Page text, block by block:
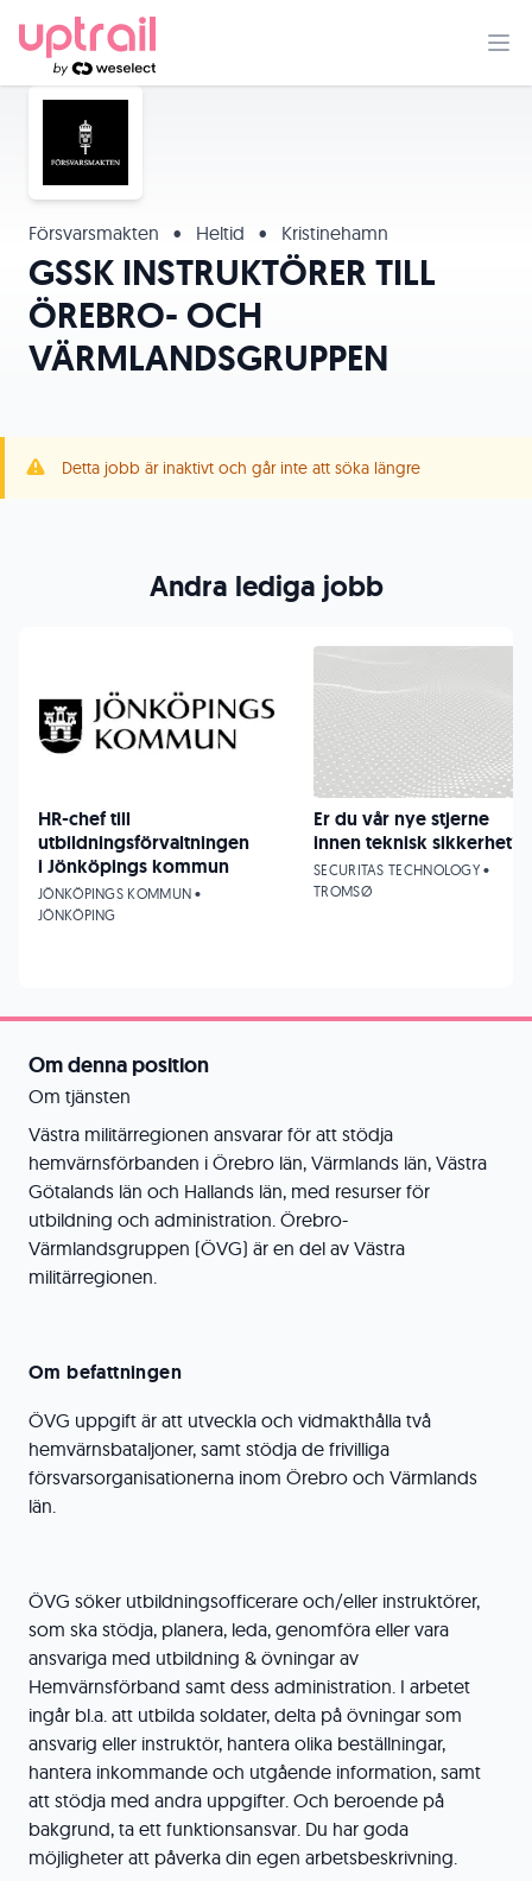
Försvarsmakten • Heltid • Kristinehamn
GSSK INSTRUKTÖRER TILL
ÖREBRO- OCH
VÄRMLANDSGRUPPEN
Detta jobb är inaktivt och går inte att söka längre
Om denna position
Om tjänsten
Västra militärregionen ansvarar för att stödja
hemvärnsförbanden i Örebro län, Värmlands län, Västra
Götalands län och Hallands län, med resurser för
utbildning och administration. Örebro-
Värmlandsgruppen (ÖVG) är en del av Västra
militärregionen.
Om befattningen
ÖVG uppgift är att utveckla och vidmakthålla två
hemvärnsbataljoner, samt stödja de frivilliga
försvarsorganisationerna inom Örebro och Värmlands
län.
ÖVG söker utbildningsofficerare och/eller instruktörer,
som ska stödja, planera, leda, genomföra eller vara
ansvariga med utbildning & övningar av
Hemvärnsförband samt dess administration. I arbetet
ingår bl.a. att utbilda soldater, delta på övningar som
ansvarig eller instruktör, hantera olika beställningar,
hantera inkommande och utgående information, samt
att stödja med andra uppgifter. Och beroende på
bakgrund, ta ett funktionsansvar. Du har goda
möjligheter att påverka din egen arbetsbeskrivning.
Andra lediga jobb
HR-chef till
utbildningsförvaltningen
i Jönköpings kommun
JÖNKÖPINGS KOMMUN •
JÖNKÖPING
Er du vår nye stjerne
innen teknisk sikkerhet?
SECURITAS TECHNOLOGY •
TROMSØ